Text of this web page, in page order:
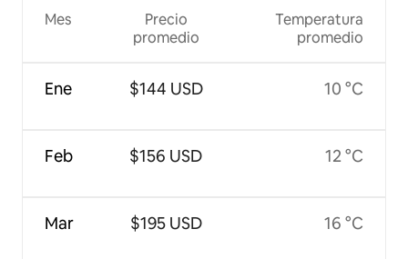
Mes
Ene
Feb
Mar
Precio
promedio
$144 USD
$156 USD
$195 USD
Temperatura
promedio
10 °C
12 °C
16 °C